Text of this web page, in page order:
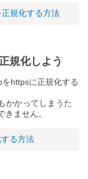
規化する方法
規化しよう
httpsに正規化する
かかってしまうた
ません。
る方法